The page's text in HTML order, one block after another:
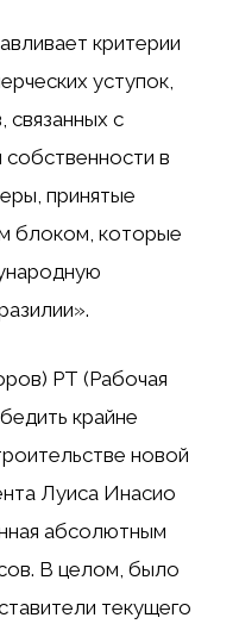
критерии
уступок,
связанных с
собственности в
принятые
блоком, которые
PT (Рабочая
крайне
новой
Луиса Инасио
абсолютным
В целом, было
текущего